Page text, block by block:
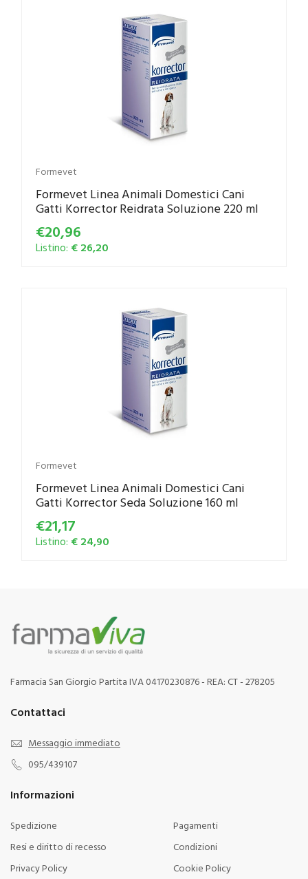
Formevet
Formevet Linea Animali Domestici Cani
Gatti Korrector Reidrata Soluzione 220 ml
€20,96
Listino: € 26,20
Formevet
Formevet Linea Animali Domestici Cani
Gatti Korrector Seda Soluzione 160 ml
€21,17
Listino: € 24,90
Farmacia San Giorgio Partita IVA 04170230876 - REA: CT - 278205
Contattaci
Messaggio immediato
095/439107
Informazioni
Spedizione
Pagamenti
Resi e diritto di recesso
Condizioni
Privacy Policy
Cookie Policy